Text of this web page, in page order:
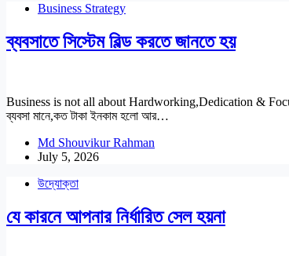
Business Strategy
ব্যবসাতে সিস্টেম বিল্ড করতে জানতে হয়
Business is not all about Hardworking,Dedication & Focus,
ব্যবসা মানে,কত টাকা ইনকাম হলো আর…
Md Shouvikur Rahman
July 5, 2026
উদ্যোক্তা
যে কারনে আপনার নির্ধারিত সেল হয়না